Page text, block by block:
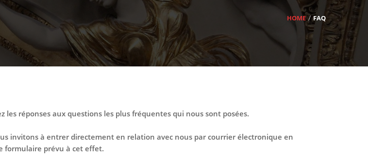
HOME FAQ
les réponses aux questions les plus fréquentes qui nous sont posées.
invitons à entrer directement en relation avec nous par courrier électronique en
formulaire prévu à cet effet.